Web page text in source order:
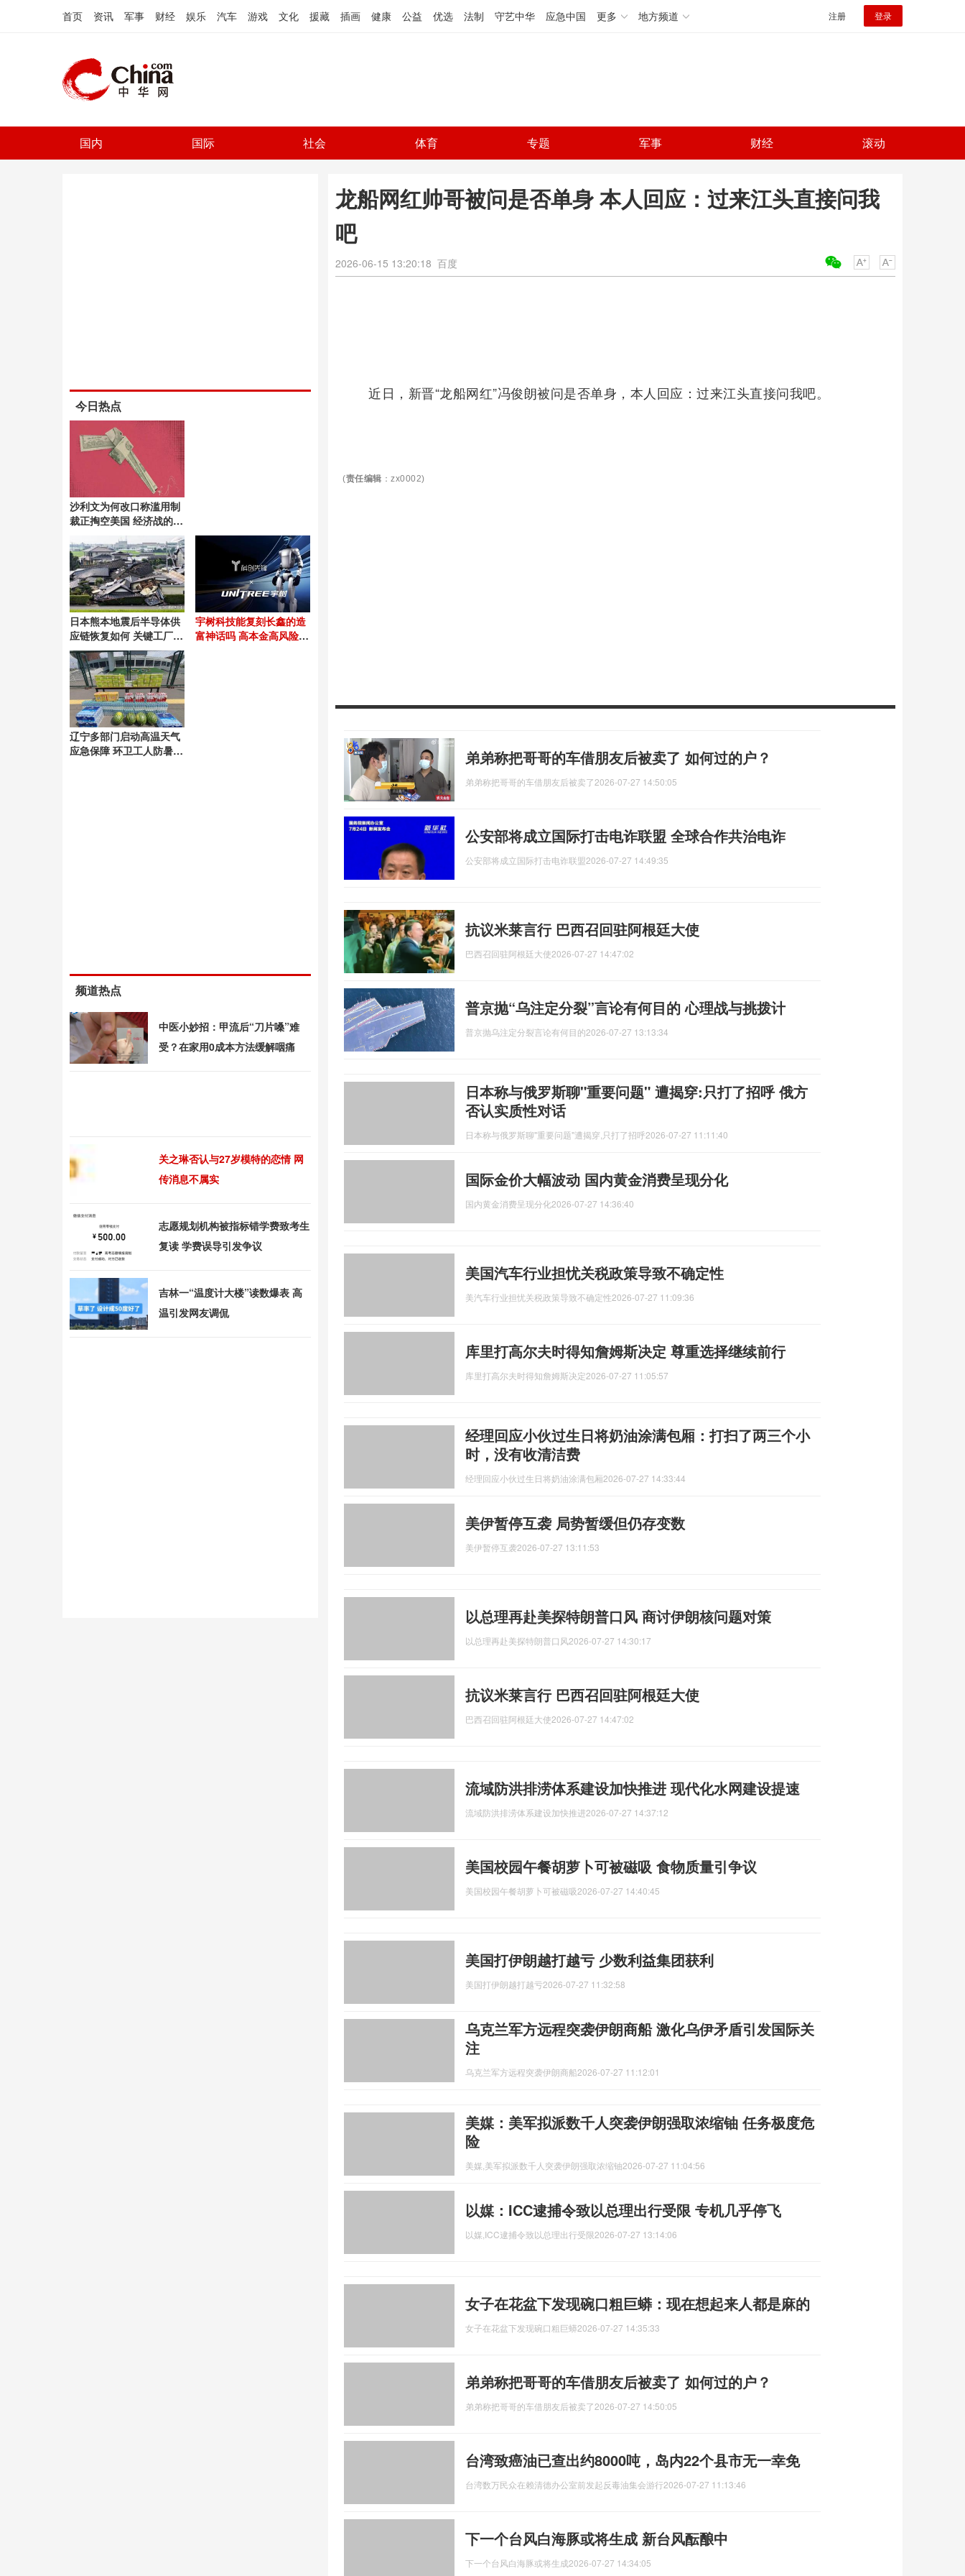
首页 资讯 军事 财经 娱乐 汽车 游戏 文化 援藏 插画 健康 公益 优选 法制 守艺中华 应急中国 更多 地方频道 注册 登录
国内 国际 社会 体育 专题 军事 财经 滚动
龙船网红帅哥被问是否单身 本人回应：过来江头直接问我
吧
2026-06-15 13:20:18 百度
近日，新晋“龙船网红”冯俊朗被问是否单身，本人回应：过来江头直接问我吧。‌‌
(责任编辑 ：zx0002)
弟弟称把哥哥的车借朋友后被卖了 如何过的户？
弟弟称把哥哥的车借朋友后被卖了2026-07-27 14:50:05
公安部将成立国际打击电诈联盟 全球合作共治电诈
公安部将成立国际打击电诈联盟2026-07-27 14:49:35
抗议米莱言行 巴西召回驻阿根廷大使
巴西召回驻阿根廷大使2026-07-27 14:47:02
普京抛“乌注定分裂”言论有何目的 心理战与挑拨计
普京抛乌注定分裂言论有何目的2026-07-27 13:13:34
日本称与俄罗斯聊"重要问题" 遭揭穿:只打了招呼 俄方
否认实质性对话
日本称与俄罗斯聊"重要问题"遭揭穿,只打了招呼2026-07-27 11:11:40
国际金价大幅波动 国内黄金消费呈现分化
国内黄金消费呈现分化2026-07-27 14:36:40
美国汽车行业担忧关税政策导致不确定性
美汽车行业担忧关税政策导致不确定性2026-07-27 11:09:36
库里打高尔夫时得知詹姆斯决定 尊重选择继续前行
库里打高尔夫时得知詹姆斯决定2026-07-27 11:05:57
经理回应小伙过生日将奶油涂满包厢：打扫了两三个小
时，没有收清洁费
经理回应小伙过生日将奶油涂满包厢2026-07-27 14:33:44
美伊暂停互袭 局势暂缓但仍存变数
美伊暂停互袭2026-07-27 13:11:53
以总理再赴美探特朗普口风 商讨伊朗核问题对策
以总理再赴美探特朗普口风2026-07-27 14:30:17
抗议米莱言行 巴西召回驻阿根廷大使
巴西召回驻阿根廷大使2026-07-27 14:47:02
流域防洪排涝体系建设加快推进 现代化水网建设提速
流域防洪排涝体系建设加快推进2026-07-27 14:37:12
美国校园午餐胡萝卜可被磁吸 食物质量引争议
美国校园午餐胡萝卜可被磁吸2026-07-27 14:40:45
美国打伊朗越打越亏 少数利益集团获利
美国打伊朗越打越亏2026-07-27 11:32:58
乌克兰军方远程突袭伊朗商船 激化乌伊矛盾引发国际关
注
乌克兰军方远程突袭伊朗商船2026-07-27 11:12:01
美媒：美军拟派数千人突袭伊朗强取浓缩铀 任务极度危
险
美媒,美军拟派数千人突袭伊朗强取浓缩铀2026-07-27 11:04:56
以媒：ICC逮捕令致以总理出行受限 专机几乎停飞
以媒,ICC逮捕令致以总理出行受限2026-07-27 13:14:06
女子在花盆下发现碗口粗巨蟒：现在想起来人都是麻的
女子在花盆下发现碗口粗巨蟒2026-07-27 14:35:33
弟弟称把哥哥的车借朋友后被卖了 如何过的户？
弟弟称把哥哥的车借朋友后被卖了2026-07-27 14:50:05
台湾致癌油已查出约8000吨，岛内22个县市无一幸免
台湾数万民众在赖清德办公室前发起反毒油集会游行2026-07-27 11:13:46
下一个台风白海豚或将生成 新台风酝酿中
下一个台风白海豚或将生成2026-07-27 14:34:05
今日热点
沙利文为何改口称滥用制
裁正掏空美国 经济战的双
日本熊本地震后半导体供
应链恢复如何 关键工厂逐
步复产
宇树科技能复刻长鑫的造
富神话吗 高本金高风险的
辽宁多部门启动高温天气
应急保障 环卫工人防暑降
频道热点
中医小妙招：甲流后“刀片嗓”难
受？在家用0成本方法缓解咽痛
关之琳否认与27岁模特的恋情 网
传消息不属实
志愿规划机构被指标错学费致考生
复读 学费误导引发争议
吉林一“温度计大楼”读数爆表 高
温引发网友调侃